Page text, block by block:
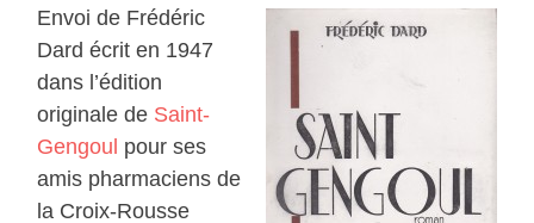
Envoi de Frédéric
Dard écrit en 1947
dans l’édition
originale de Saint-
Gengoul pour ses
amis pharmaciens de
la Croix-Rousse